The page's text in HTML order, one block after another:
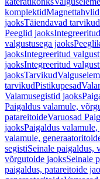
komplektidMagnettahvlid
jaoksTäiendavad tarvikud
Peeglid jaoks
valgustusega jaoks
jaoksIntegreeritud
jaoksIntegreeritud
jaoksTarvikud
tarvikudPistikupesad
Valamusegistid jaoks
Paigaldus valamule,
patareitoideVaruosad
jaoksPaigaldus
valamule,
segistiSeinale paigaldus,
võrgutoide jaoksSeinale
paigaldus, patareitoide